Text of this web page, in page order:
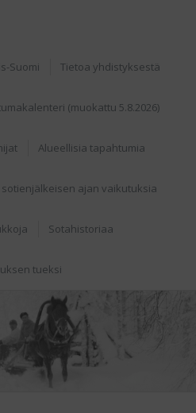
Suomi Tietoa yhdistyksestä
(muokattu 5.8.2026)
Alueellisia tapahtumia
sotienjälkeisen ajan vaikutuksia
Sotahistoriaa
tueksi